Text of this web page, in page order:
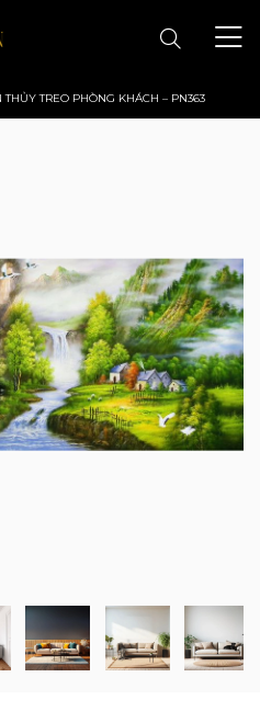
THỦY TREO PHÒNG KHÁCH – PN363